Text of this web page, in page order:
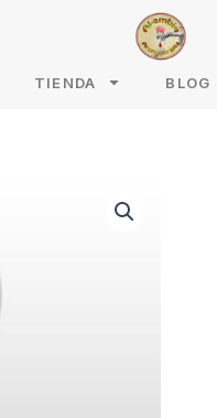
TIENDA BLOG